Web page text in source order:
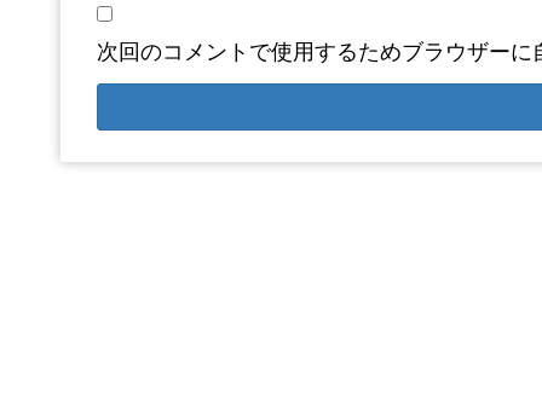
次回のコメントで使用するためブラウザー